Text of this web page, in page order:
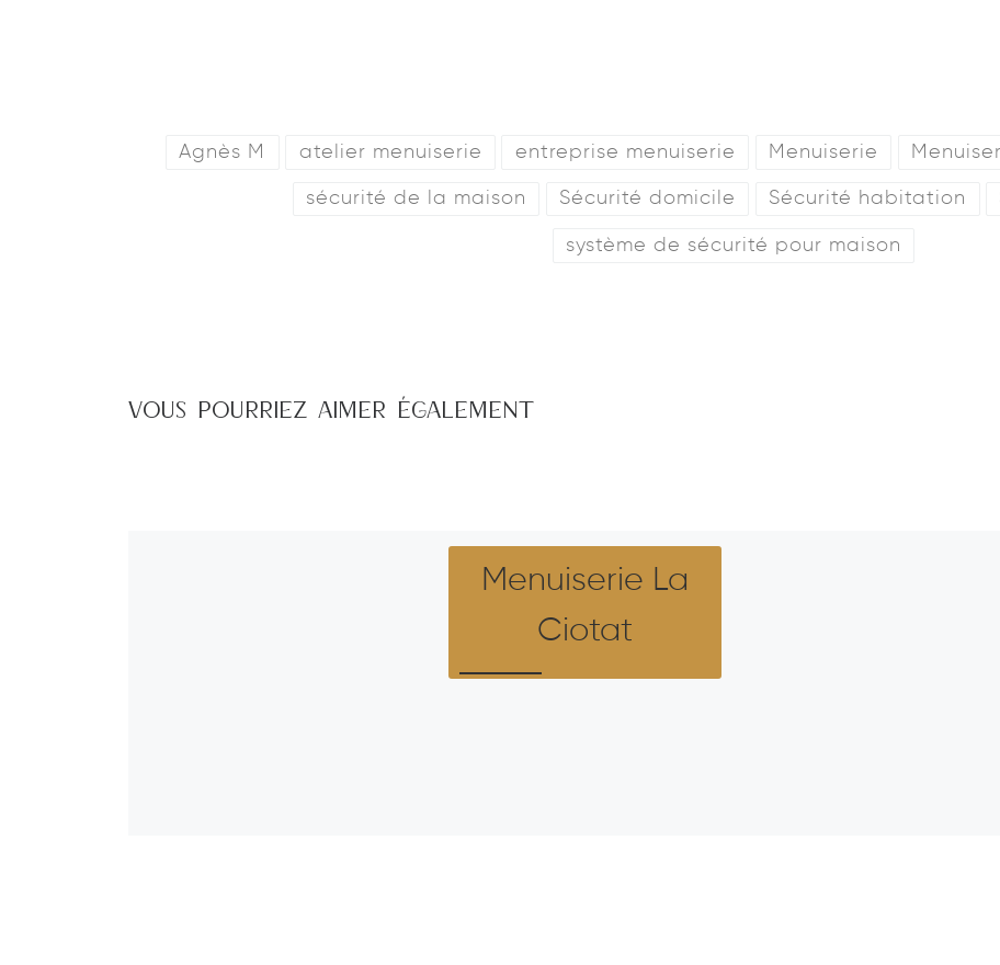
Agnès M atelier menuiserie entreprise menuiserie Menuiserie
sécurité de la maison Sécurité domicile Sécurité habitation
système de sécurité pour maison
VOUS POURRIEZ AIMER ÉGALEMENT
Menuiserie La
Ciotat